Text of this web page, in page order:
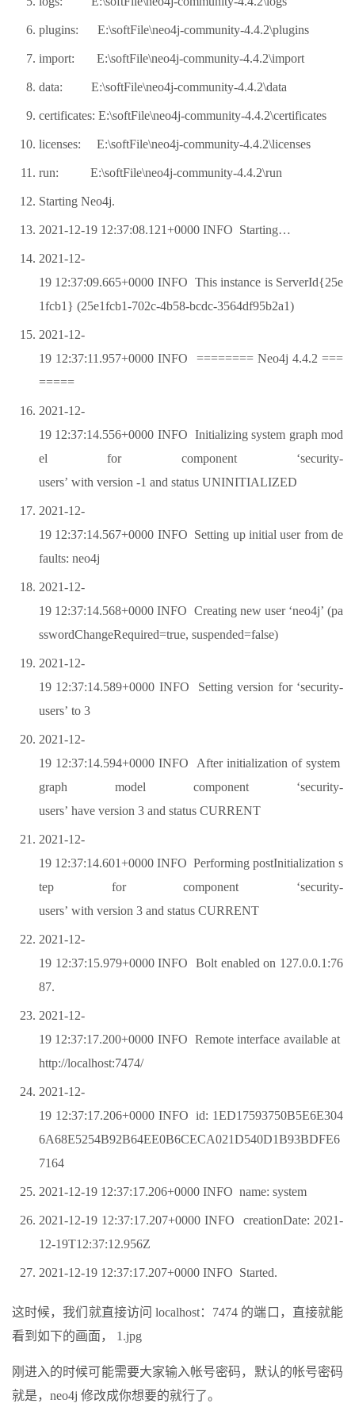
plugins: E:\softFile\neo4j-community-4.4.2\plugins
import: E:\softFile\neo4j-community-4.4.2\import
data: E:\softFile\neo4j-community-4.4.2\data
certificates: E:\softFile\neo4j-community-4.4.2\certificates
licenses: E:\softFile\neo4j-community-4.4.2\licenses
run: E:\softFile\neo4j-community-4.4.2\run
Starting Neo4j.
2021-12-19 12:37:08.121+0000 INFO Starting…
2021-12-
19 12:37:09.665+0000 INFO This instance is ServerId{25e
1fcb1} (25e1fcb1-702c-4b58-bcdc-3564df95b2a1)
2021-12-
19 12:37:11.957+0000 INFO ======== Neo4j 4.4.2 ===
=====
2021-12-
19 12:37:14.556+0000 INFO Initializing system graph mod
el for component ‘security-
users’ with version -1 and status UNINITIALIZED
2021-12-
19 12:37:14.567+0000 INFO Setting up initial user from de
faults: neo4j
2021-12-
19 12:37:14.568+0000 INFO Creating new user ‘neo4j’ (pa
sswordChangeRequired=true, suspended=false)
2021-12-
19 12:37:14.589+0000 INFO Setting version for ‘security-
users’ to 3
2021-12-
19 12:37:14.594+0000 INFO After initialization of system
graph model component ‘security-
users’ have version 3 and status CURRENT
2021-12-
19 12:37:14.601+0000 INFO Performing postInitialization s
tep for component ‘security-
users’ with version 3 and status CURRENT
2021-12-
19 12:37:15.979+0000 INFO Bolt enabled on 127.0.0.1:76
87.
2021-12-
19 12:37:17.200+0000 INFO Remote interface available at
http://localhost:7474/
2021-12-
19 12:37:17.206+0000 INFO id: 1ED17593750B5E6E304
6A68E5254B92B64EE0B6CECA021D540D1B93BDFE6
7164
2021-12-19 12:37:17.206+0000 INFO name: system
2021-12-19 12:37:17.207+0000 INFO creationDate: 2021-
12-19T12:37:12.956Z
2021-12-19 12:37:17.207+0000 INFO Started.
这时候，我们就直接访问 localhost：7474 的端口，直接就能
看到如下的画面， 1.jpg
刚进入的时候可能需要大家输入帐号密码，默认的帐号密码
就是，neo4j 修改成你想要的就行了。